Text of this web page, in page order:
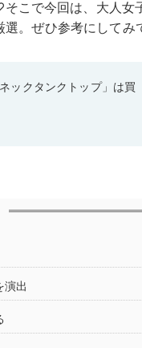
こで今回は、大人女
。ぜひ参考にしてみ
ックタンクトップ」は買
演出